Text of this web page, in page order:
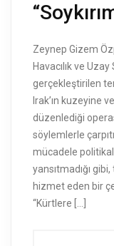
Zeynep Gizem
Havacılık ve
gerçekleştirilen
Irak’ın kuzeyine
düzenlediği
söylemlerle
mücadele
yansıtmadığı
hizmet eden bir
“Kürtlere […]